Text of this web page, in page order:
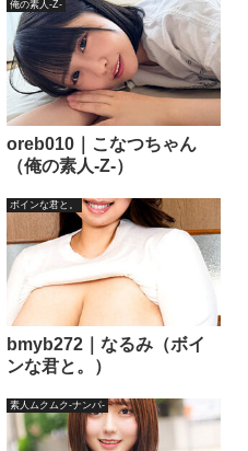
俺の素人-Z-
oreb010｜こなつちゃん
（俺の素人-Z-）
ボインな君と。
bmyb272｜なるみ（ボイ
ンな君と。）
素人ムクムク-ナンパ-